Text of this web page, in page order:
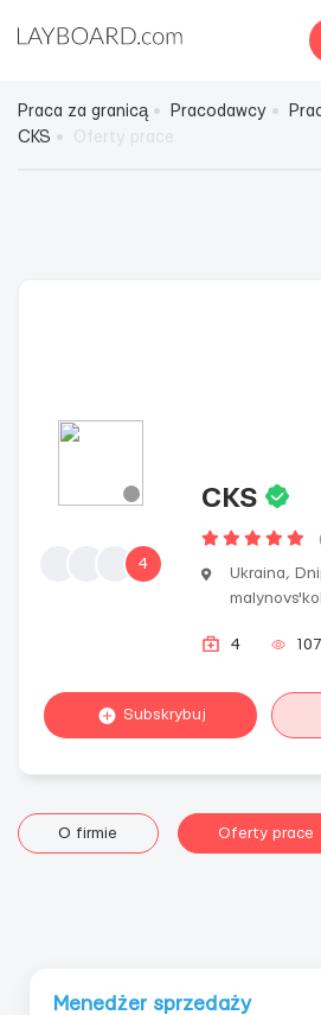
Praca za granicą Pracodawcy
CKS
4
CKS
Ukraina,
4
Subskrybuj
O firmie Oferty prace
Menedżer sprzedaży